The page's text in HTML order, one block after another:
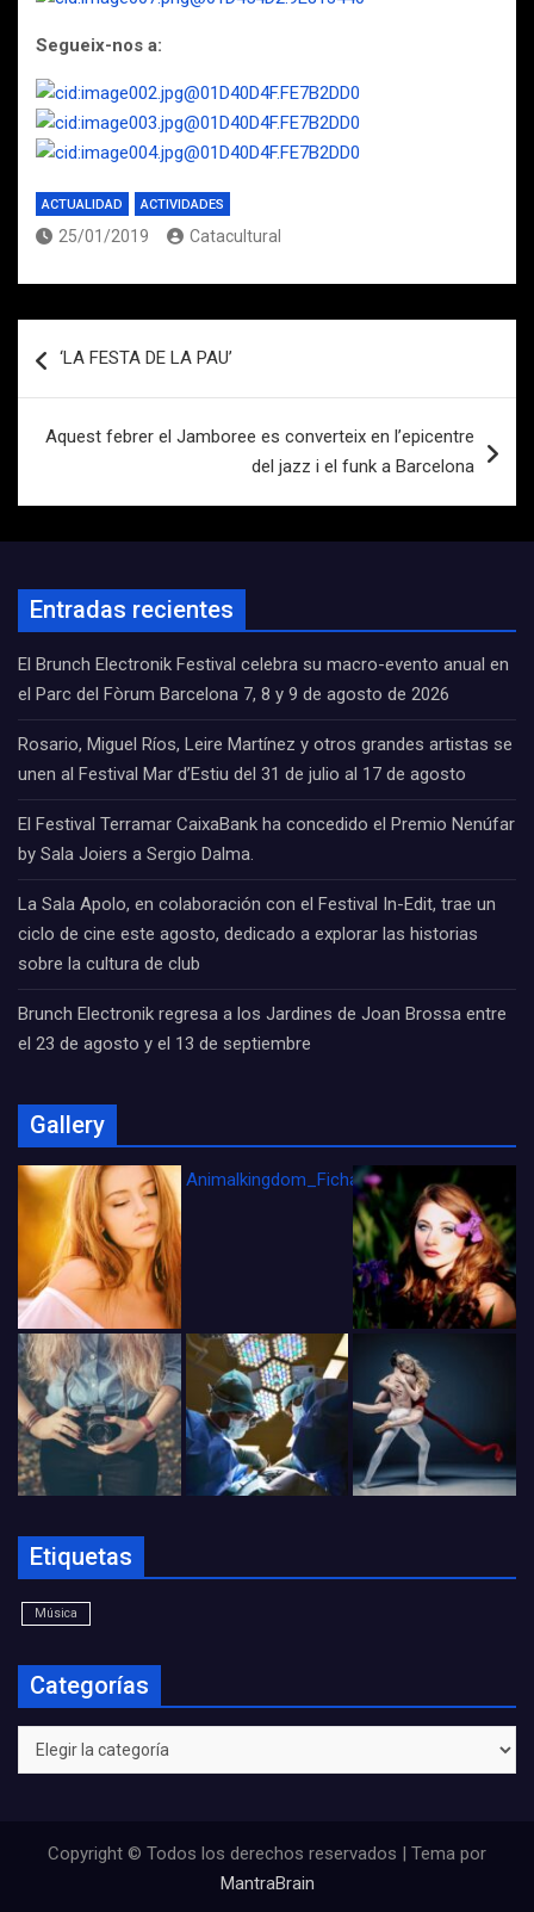
Segueix-nos a:
ACTUALIDAD ACTIVIDADES
25/01/2019 Catacultural
de
‘LA FESTA DE LA PAU’
Aquest febrer el Jamboree es converteix en l’epicentre
del jazz i el funk a Barcelona
Entradas recientes
El Brunch Electronik Festival celebra su macro-evento anual en
el Parc del Fòrum Barcelona 7, 8 y 9 de agosto de 2026
Rosario, Miguel Ríos, Leire Martínez y otros grandes artistas se
unen al Festival Mar d’Estiu del 31 de julio al 17 de agosto
El Festival Terramar CaixaBank ha concedido el Premio Nenúfar
by Sala Joiers a Sergio Dalma.
La Sala Apolo, en colaboración con el Festival In-Edit, trae un
ciclo de cine este agosto, dedicado a explorar las historias
sobre la cultura de club
Brunch Electronik regresa a los Jardines de Joan Brossa entre
el 23 de agosto y el 13 de septiembre
Gallery
Animalkingdom_FichaCine
Etiquetas
Música
Categorías
Categorías
Copyright © Todos los derechos reservados | Tema por
MantraBrain